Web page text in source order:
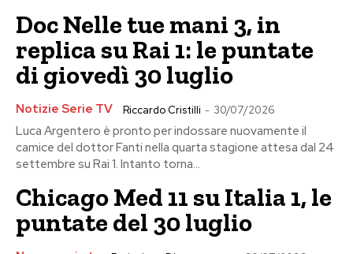
Doc Nelle tue mani 3, in
replica su Rai 1: le puntate
di giovedì 30 luglio
Notizie Serie TV Riccardo Cristilli - 30/07/2026
Luca Argentero è pronto per indossare nuovamente il
camice del dottor Fanti nella quarta stagione attesa dal 24
settembre su Rai 1. Intanto torna...
Chicago Med 11 su Italia 1, le
puntate del 30 luglio